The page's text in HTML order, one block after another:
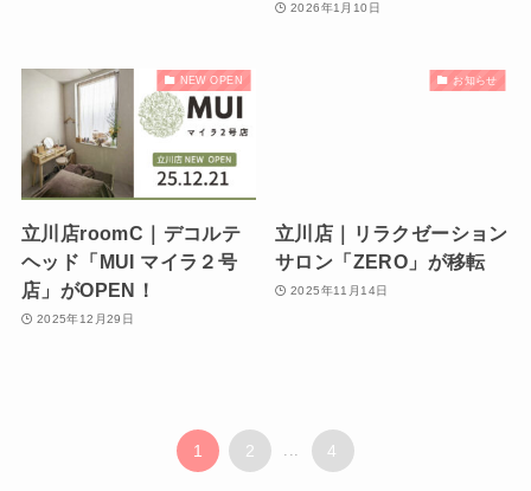
2026年1月10日
NEW OPEN
立川店roomC｜デコルテ
ヘッド「MUI マイラ２号
店」がOPEN！
2025年12月29日
お知らせ
立川店｜リラクゼーション
サロン「ZERO」が移転
2025年11月14日
1 2 ... 4